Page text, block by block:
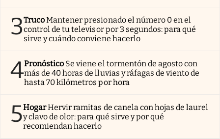
3TrucoMantener presionado el número 0 en el
control de tu televisor por 3 segundos: para qué
sirve y cuándo conviene hacerlo
4Pronóstico Se viene el tormentón de agosto con
más de 40 horas de lluvias y ráfagas de viento de
hasta 70 kilómetros por hora
5HogarHervir ramitas de canela con hojas de laurel
y clavo de olor: para qué sirve y por qué
recomiendan hacerlo